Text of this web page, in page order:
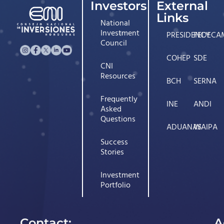
Investors
National
Investment
Council
CNI
Resources
Frequently
Asked
Questions
Success
Stories
Investment
Portfolio
External
Links
PRESIDENCY
COHEP
BCH
INE
ADUANAS
SDE
SERNA
ANDI
WAIPA